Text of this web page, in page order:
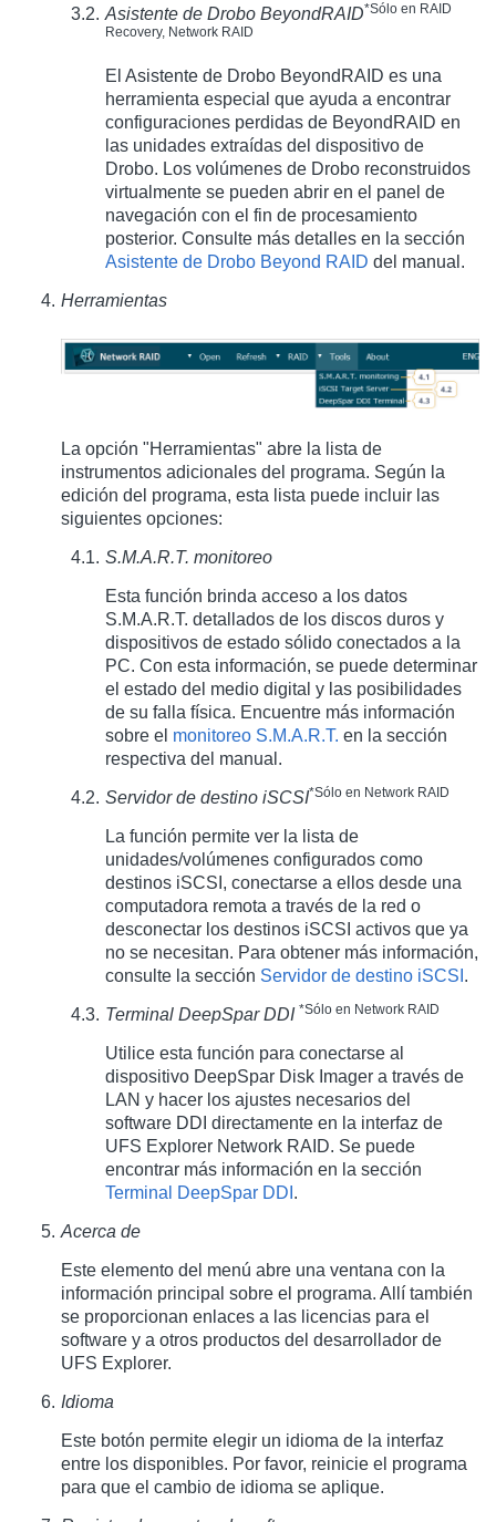
Asistente de Drobo BeyondRAID*Sólo en RAID
Recovery, Network RAID
El Asistente de Drobo BeyondRAID es una
herramienta especial que ayuda a encontrar
configuraciones perdidas de BeyondRAID en
las unidades extraídas del dispositivo de
Drobo. Los volúmenes de Drobo reconstruidos
virtualmente se pueden abrir en el panel de
navegación con el fin de procesamiento
posterior. Consulte más detalles en la sección
Asistente de Drobo Beyond RAID del manual.
Herramientas
La opción "Herramientas" abre la lista de
instrumentos adicionales del programa. Según la
edición del programa, esta lista puede incluir las
siguientes opciones:
S.M.A.R.T. monitoreo
Esta función brinda acceso a los datos
S.M.A.R.T. detallados de los discos duros y
dispositivos de estado sólido conectados a la
PC. Con esta información, se puede determinar
el estado del medio digital y las posibilidades
de su falla física. Encuentre más información
sobre el monitoreo S.M.A.R.T. en la sección
respectiva del manual.
Servidor de destino iSCSI*Sólo en Network RAID
La función permite ver la lista de
unidades/volúmenes configurados como
destinos iSCSI, conectarse a ellos desde una
computadora remota a través de la red o
desconectar los destinos iSCSI activos que ya
no se necesitan. Para obtener más información,
consulte la sección Servidor de destino iSCSI .
Terminal DeepSpar DDI *Sólo en Network RAID
Utilice esta función para conectarse al
dispositivo DeepSpar Disk Imager a través de
LAN y hacer los ajustes necesarios del
software DDI directamente en la interfaz de
UFS Explorer Network RAID. Se puede
encontrar más información en la sección
Terminal DeepSpar DDI .
Acerca de
Este elemento del menú abre una ventana con la
información principal sobre el programa. Allí también
se proporcionan enlaces a las licencias para el
software y a otros productos del desarrollador de
UFS Explorer.
Idioma
Este botón permite elegir un idioma de la interfaz
entre los disponibles. Por favor, reinicie el programa
para que el cambio de idioma se aplique.